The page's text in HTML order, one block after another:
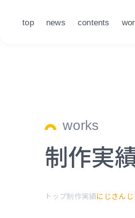
top news contents
works
制作実
トップ制作実績にじさん